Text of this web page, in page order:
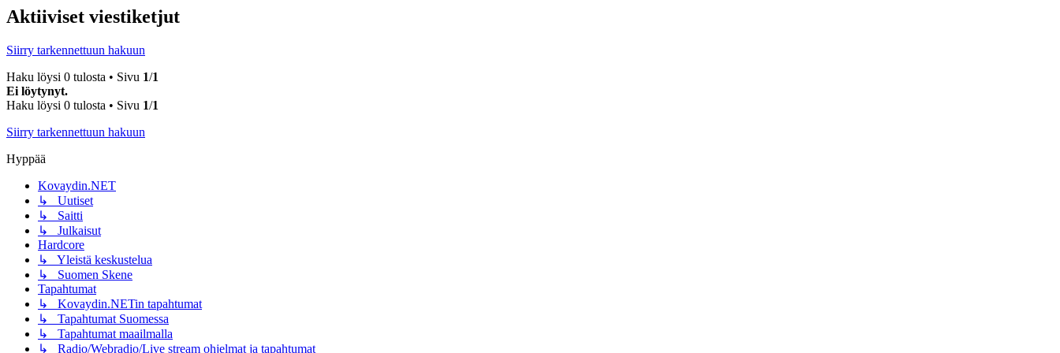
Aktiiviset viestiketjut
Siirry tarkennettuun hakuun
Haku löysi 0 tulosta • Sivu 1/1
Ei löytynyt.
Haku löysi 0 tulosta • Sivu 1/1
Siirry tarkennettuun hakuun
Hyppää
Kovaydin.NET
↳ Uutiset
↳ Saitti
↳ Julkaisut
Hardcore
↳ Yleistä keskustelua
↳ Suomen Skene
Tapahtumat
↳ Kovaydin.NETin tapahtumat
↳ Tapahtumat Suomessa
↳ Tapahtumat maailmalla
↳ Radio/Webradio/Live stream ohjelmat ja tapahtumat